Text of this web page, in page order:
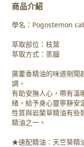
商品介紹
學名：Pogostemon
萃取部位：枝葉
萃取方式：蒸餾
廣藿香精油的味道剛聞
調，
有助安撫人心，帶有溫
緒，給予身心靈寧靜安
性質與岩蘭草精油有些
精油之一。
★速配精油：天竺葵精